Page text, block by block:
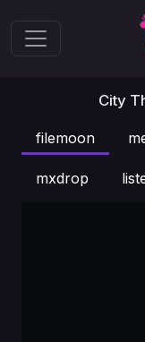
City
filemoon
mxdrop